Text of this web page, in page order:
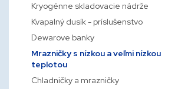
Kryogénne skladovacie nádrže
Kvapalný dusík - príslušenstvo
Dewarove banky
Mrazničky s nízkou a veľmi nízkou
teplotou
Chladničky a mrazničky